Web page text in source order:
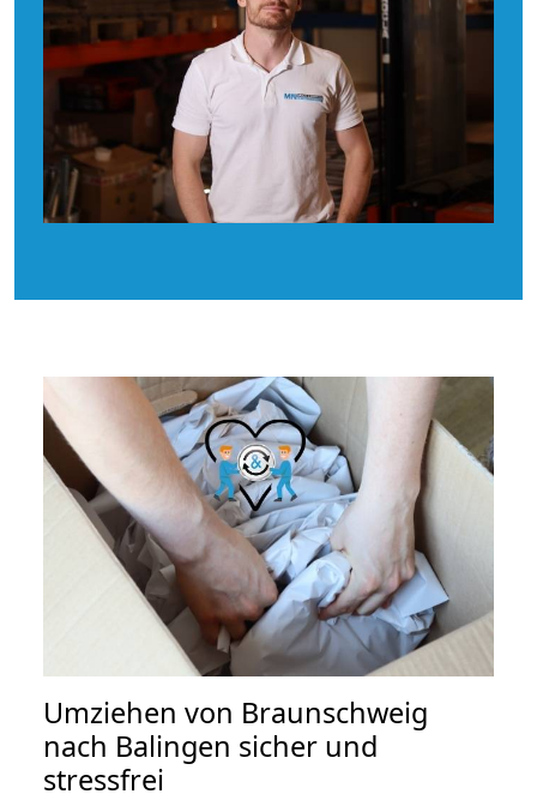
Umziehen von Braunschweig
nach Balingen sicher und
stressfrei